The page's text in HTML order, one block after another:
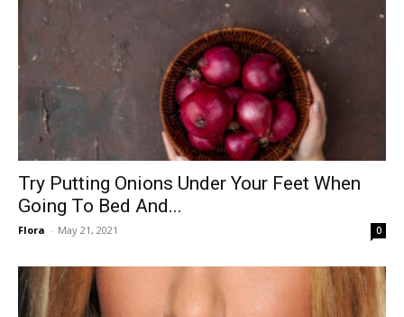
Try Putting Onions Under Your Feet When
Going To Bed And...
Flora - May 21, 2021 0